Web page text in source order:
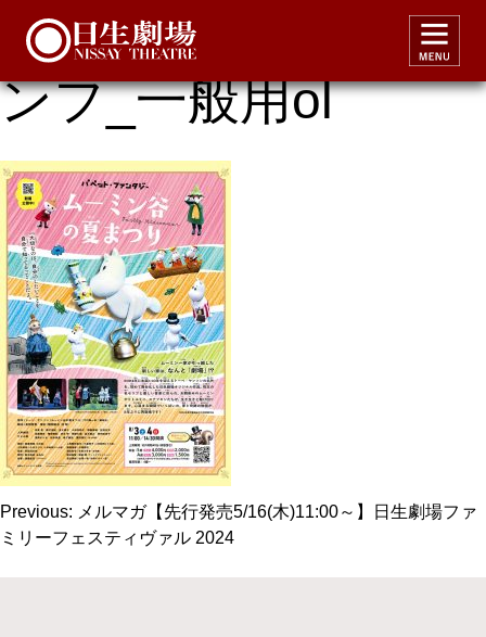
日生劇場FF2024_パ
ンフ_一般用ol
投
稿
Previous: メルマガ【先行発売5/16(木)11:00～】日生劇場ファ
ミリーフェスティヴァル 2024